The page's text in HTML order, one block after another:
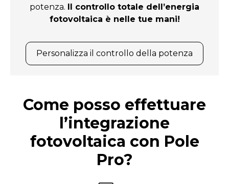
potenza. Il controllo totale dell’energia
fotovoltaica è nelle tue mani!
Personalizza il controllo della potenza
Come posso effettuare
l’integrazione
fotovoltaica con Pole
Pro?